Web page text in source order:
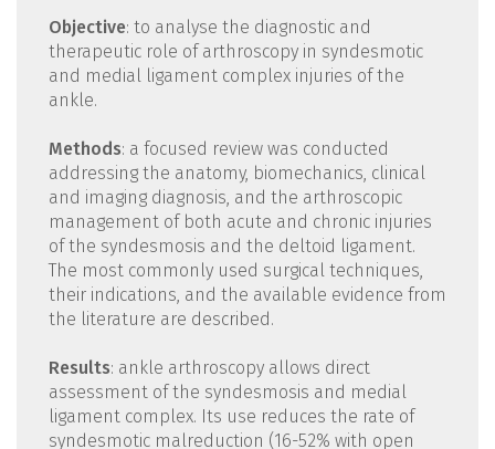
Objective: to analyse the diagnostic and
therapeutic role of arthroscopy in syndesmotic
and medial ligament complex injuries of the
ankle.
Methods: a focused review was conducted
addressing the anatomy, biomechanics, clinical
and imaging diagnosis, and the arthroscopic
management of both acute and chronic injuries
of the syndesmosis and the deltoid ligament.
The most commonly used surgical techniques,
their indications, and the available evidence from
the literature are described.
Results: ankle arthroscopy allows direct
assessment of the syndesmosis and medial
ligament complex. Its use reduces the rate of
syndesmotic malreduction (16-52% with open